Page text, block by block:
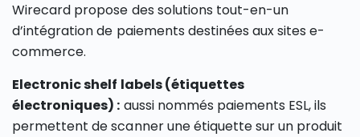
Wirecard propose des solutions tout-en-un
d’intégration de paiements destinées aux sites e-
commerce.
Electronic shelf labels (étiquettes
électroniques) : aussi nommés paiements ESL, ils
permettent de scanner une étiquette sur un produit